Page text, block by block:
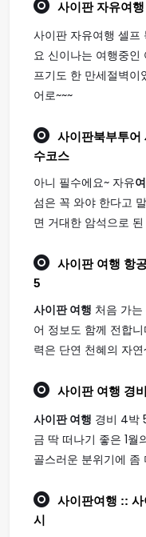
사이판자유여행
사이판 자유여행 셀프
요 신이나는 여행중인
프기도 한 만세절벽이
어로~~~
사이판북부투어
수코스
아니 필수에요~ 자유
섬은 꼭 와야 한다고
면 거대한 암석으로
사이판 여행 항
5
사이판 여행 처음 가
어 정보도 함께 전합니
력은 단연 천혜의 자연
사이판 여행 경
사이판 여행 경비 4박
금 딱 떠나기 좋은 1월
골스러운 분위기에 좀
사이판여행 :: 사
시